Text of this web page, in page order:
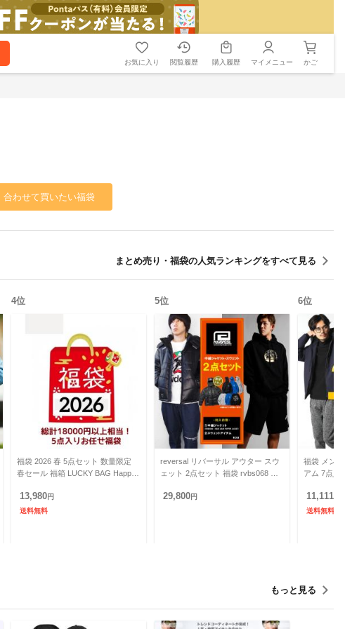
お気に入り 閲覧履歴 購入履歴 マイメニュー かご
合わせて買いたい福袋
まとめ売り・福袋の人気ランキングをすべて見る
4位
福袋 2026 春 5点セット 数量限定
春セール 福箱 LUCKY BAG Happy
13,980円
送料無料
5位
reversal リバーサル アウター スウ
ェット 2点セット 福袋 rvbs068 中
メン
29,800円
6位
福袋 メン
アム 7点入
袋 メンズ
11,111
送料無料
もっと見る